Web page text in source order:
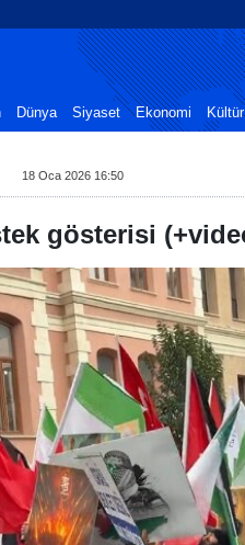
Dünya Siyaset Ekonomi Kültür
18 Oca 2026 16:50
gösterisi